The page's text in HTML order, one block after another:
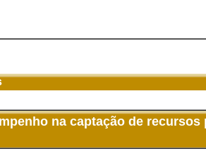
na captação de recursos